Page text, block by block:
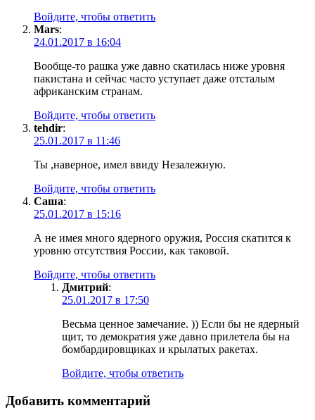
Войдите, чтобы ответить
Mars:
24.01.2017 в 16:04
Вообще-то рашка уже давно скатилась ниже уровня
пакистана и сейчас часто уступает даже отсталым
африканским странам.
Войдите, чтобы ответить
tehdir:
25.01.2017 в 11:46
Ты ,наверное, имел ввиду Незалежную.
Войдите, чтобы ответить
Саша:
25.01.2017 в 15:16
А не имея много ядерного оружия, Россия скатится к
уровню отсутствия России, как таковой.
Войдите, чтобы ответить
Дмитрий:
25.01.2017 в 17:50
Весьма ценное замечание. )) Если бы не ядерный
щит, то демократия уже давно прилетела бы на
бомбардировщиках и крылатых ракетах.
Войдите, чтобы ответить
Добавить комментарий